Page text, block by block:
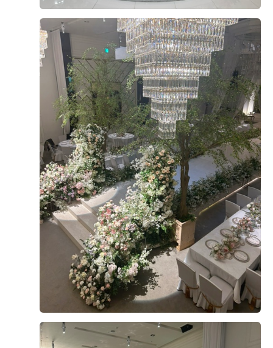
+8
기존 웨딩홀과의 계약을 파기했을 정도로 더베니르 웨딩홀
이 너무 예뻤습니다! 저희의 예산에 맞추어 견적도 내주셨
스크린과 긴 버진로드, 스크린과 혼주석이 따로 있는 연회
장, 연회장 사용가능시간이 총2시간30분, 그리고 주차장이
5군데가 있다는 부분에서도 마음에 들었습니다
더 보기
후기가 도움이 되었나요? 0
이승주, 이은혜 계약후기
2026-05-29 78명 읽음 + 네이버플레이스